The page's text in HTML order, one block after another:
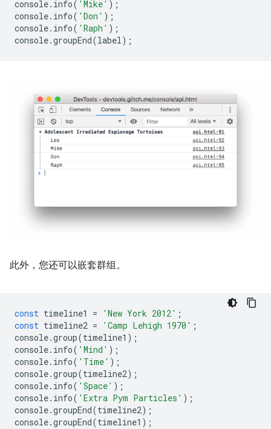
console. info( 'Mike' );
console. info( 'Don' );
console. info( 'Raph' );
console.groupEnd(label);
此外，您还可以嵌套群组。
const timeline1 = 'New York 2012' ;
const timeline2 = 'Camp Lehigh 1970' ;
console.group(timeline1 );
console. info( 'Mind' );
console. info( 'Time' );
console.group(timeline2);
console. info( 'Space' );
console. info( 'Extra Pym Particles' );
console.groupEnd(timeline2);
console.groupEnd(timeline1 );